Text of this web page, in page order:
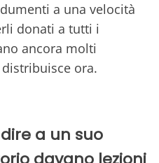
a una velocità
donati a tutti i
ancora molti
ora.
a un suo